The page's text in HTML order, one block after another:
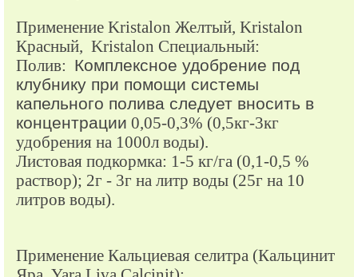
Применение Kristalon Желтый, Kristalon
Красный, Kristalon Специальный:
Полив: Комплексное удобрение под
клубнику при помощи системы
капельного полива следует вносить в
концентрации 0,05-0,3% (0,5кг-3кг
удобрения на 1000л воды).
Листовая подкормка: 1-5 кг/га (0,1-0,5 %
раствор); 2г - 3г на литр воды (25г на 10
литров воды).
Применение Кальциевая селитра (Кальцинит